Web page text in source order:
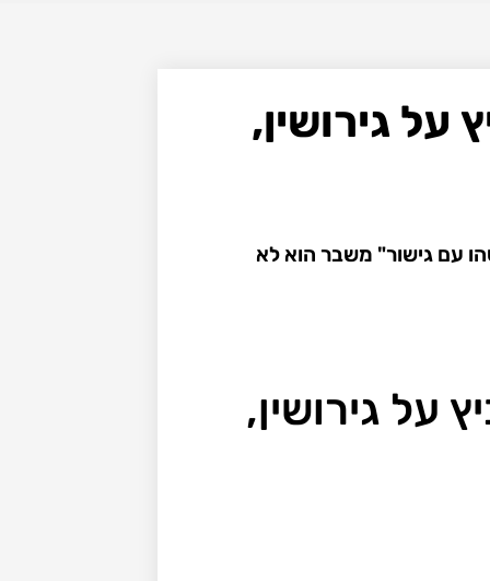
גירושין,
על גירושין, חיים וצמיחה אישית פרק 60 בפודקאסט "משהו עם גישור" משבר הוא לא
על גירושין,